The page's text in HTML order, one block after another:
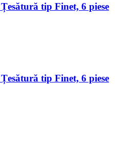
tip Finet, 6 piese
tip Finet, 6 piese